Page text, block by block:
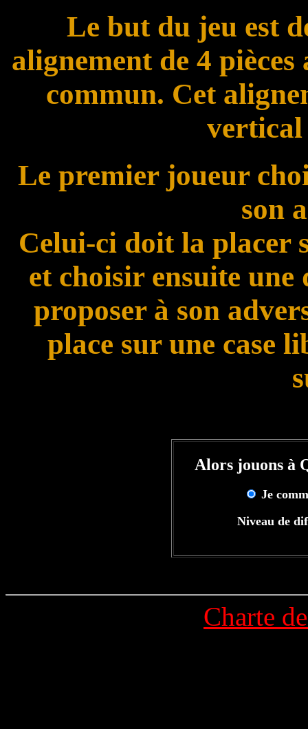
Le but du jeu est
alignement de 4
commun. Cet
vertical
Le premier joueur
son
Celui-ci doit la placer
et choisir ensuite une
proposer à son
place sur une case
Alors jouons à
Je
Niveau de
Charte